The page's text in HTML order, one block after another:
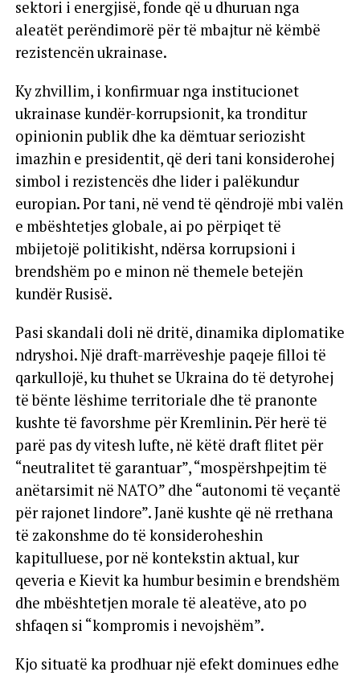
sektori i energjisë, fonde që u dhuruan nga
aleatët perëndimorë për të mbajtur në këmbë
rezistencën ukrainase.
Ky zhvillim, i konfirmuar nga institucionet
ukrainase kundër-korrupsionit, ka tronditur
opinionin publik dhe ka dëmtuar seriozisht
imazhin e presidentit, që deri tani konsiderohej
simbol i rezistencës dhe lider i palëkundur
europian. Por tani, në vend të qëndrojë mbi valën
e mbështetjes globale, ai po përpiqet të
mbijetojë politikisht, ndërsa korrupsioni i
brendshëm po e minon në themele betejën
kundër Rusisë.
Pasi skandali doli në dritë, dinamika diplomatike
ndryshoi. Një draft-marrëveshje paqeje filloi të
qarkullojë, ku thuhet se Ukraina do të detyrohej
të bënte lëshime territoriale dhe të pranonte
kushte të favorshme për Kremlinin. Për herë të
parë pas dy vitesh lufte, në këtë draft flitet për
“neutralitet të garantuar”, “mospërshpejtim të
anëtarsimit në NATO” dhe “autonomi të veçantë
për rajonet lindore”. Janë kushte që në rrethana
të zakonshme do të konsideroheshin
kapitulluese, por në kontekstin aktual, kur
qeveria e Kievit ka humbur besimin e brendshëm
dhe mbështetjen morale të aleatëve, ato po
shfaqen si “kompromis i nevojshëm”.
Kjo situatë ka prodhuar një efekt dominues edhe